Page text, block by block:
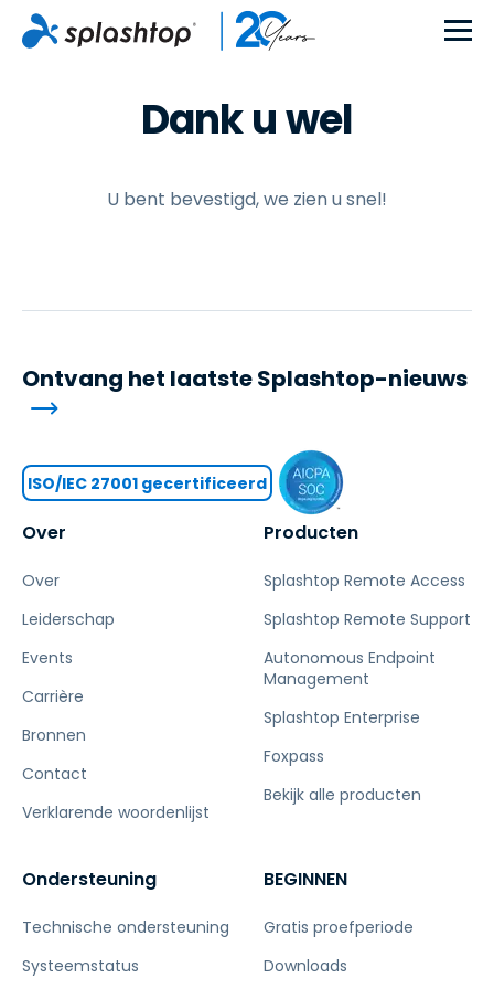
Dank u wel
U bent bevestigd, we zien u snel!
Over
Over
Leiderschap
Events
Carrière
Bronnen
Contact
Verklarende woordenlijst
Producten
Splashtop Remote Access
Splashtop Remote Support
Autonomous Endpoint
Management
Splashtop Enterprise
Foxpass
Bekijk alle producten
Ondersteuning
Technische ondersteuning
Systeemstatus
BEGINNEN
Gratis proefperiode
Downloads
Ontvang het laatste Splashtop-nieuws
ISO/IEC 27001 gecertificeerd